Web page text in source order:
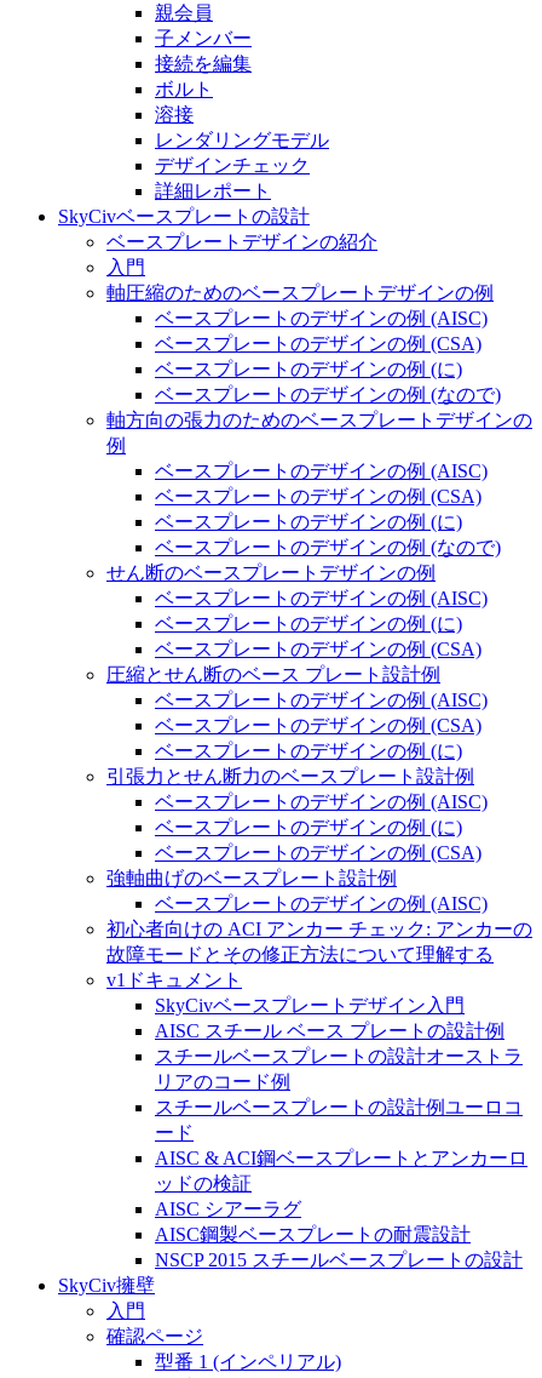
親会員
子メンバー
接続を編集
ボルト
溶接
レンダリングモデル
デザインチェック
詳細レポート
SkyCivベースプレートの設計
ベースプレートデザインの紹介
入門
軸圧縮のためのベースプレートデザインの例
ベースプレートのデザインの例 (AISC)
ベースプレートのデザインの例 (CSA)
ベースプレートのデザインの例 (に)
ベースプレートのデザインの例 (なので)
軸方向の張力のためのベースプレートデザインの
例
ベースプレートのデザインの例 (AISC)
ベースプレートのデザインの例 (CSA)
ベースプレートのデザインの例 (に)
ベースプレートのデザインの例 (なので)
せん断のベースプレートデザインの例
ベースプレートのデザインの例 (AISC)
ベースプレートのデザインの例 (に)
ベースプレートのデザインの例 (CSA)
圧縮とせん断のベース プレート設計例
ベースプレートのデザインの例 (AISC)
ベースプレートのデザインの例 (CSA)
ベースプレートのデザインの例 (に)
引張力とせん断力のベースプレート設計例
ベースプレートのデザインの例 (AISC)
ベースプレートのデザインの例 (に)
ベースプレートのデザインの例 (CSA)
強軸曲げのベースプレート設計例
ベースプレートのデザインの例 (AISC)
初心者向けの ACI アンカー チェック: アンカーの
故障モードとその修正方法について理解する
v1ドキュメント
SkyCivベースプレートデザイン入門
AISC スチール ベース プレートの設計例
スチールベースプレートの設計オーストラ
リアのコード例
スチールベースプレートの設計例ユーロコ
ード
AISC & ACI鋼ベースプレートとアンカーロ
ッドの検証
AISC シアーラグ
AISC鋼製ベースプレートの耐震設計
NSCP 2015 スチールベースプレートの設計
SkyCiv擁壁
入門
確認ページ
型番 1 (インペリアル)